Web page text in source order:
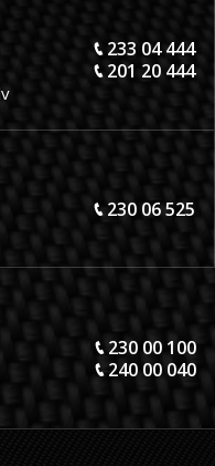
233 04 444
201 20 444
230 06 525
230 00 100
240 00 040